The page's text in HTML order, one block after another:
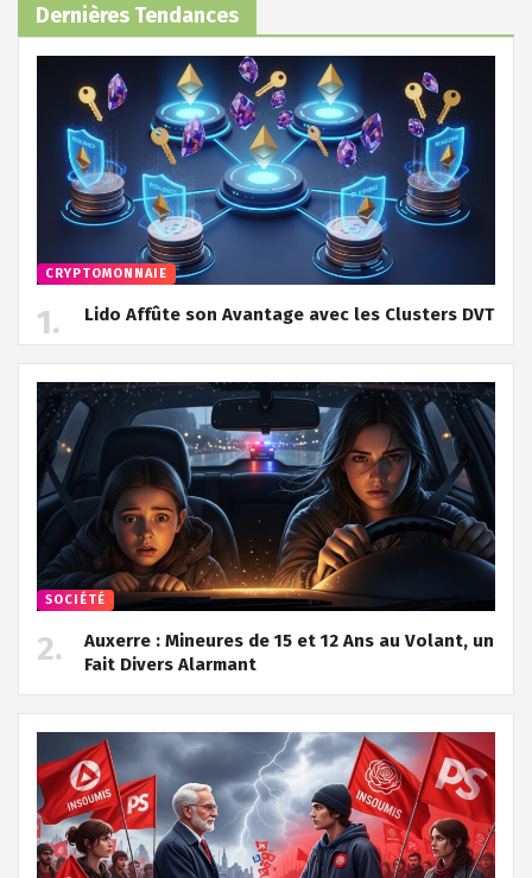
Dernières Tendances
CRYPTOMONNAIE
Lido Affûte son Avantage avec les Clusters DVT
SOCIÉTÉ
Auxerre : Mineures de 15 et 12 Ans au Volant, un
Fait Divers Alarmant